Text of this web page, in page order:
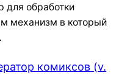
для обработки
механизм в который
комиксов (v.